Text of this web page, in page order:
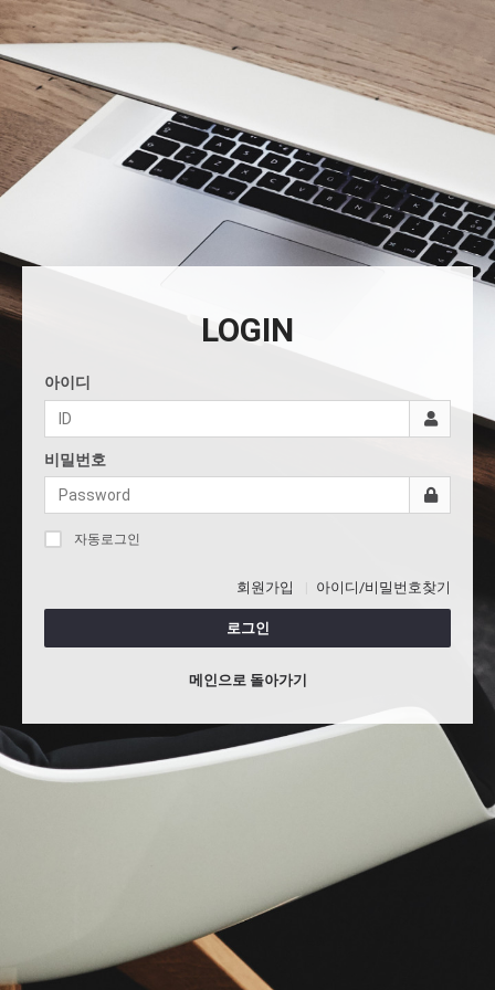
LOGIN
아이디
비밀번호
자동로그인
회원가입 아이디/비밀번호찾기
로그인
메인으로 돌아가기